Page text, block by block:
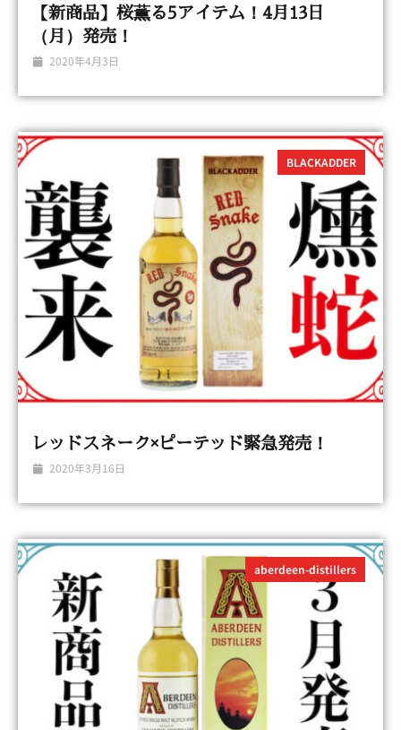
【新商品】桜薫る5アイテム！4月13日
（月）発売！
2020年4月3日
BLACKADDER
レッドスネーク×ピーテッド緊急発売！
2020年3月16日
aberdeen-distillers